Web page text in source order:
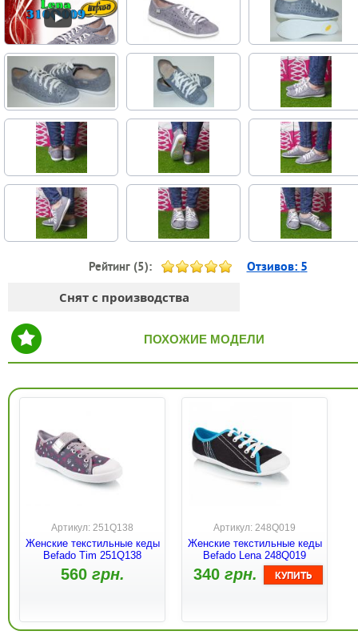
Рейтинг (5): Отзивов: 5
Снят с производства
ПОХОЖИЕ МОДЕЛИ
Артикул: 251Q138
Женские текстильные кеды
Befado Tim 251Q138
560грн.
Артикул: 248Q019
Женские текстильные кеды
Befado Lena 248Q019
340грн.